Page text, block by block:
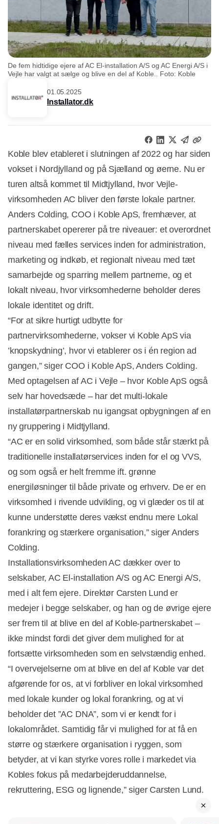
De fem hidtidige ejere af AC El-installation A/S og AC Energi A/S i
Vejle har valgt at sælge og blive en del af Koble.. Foto: Koble
01.05.2025
Installator.dk
Koble blev etableret i slutningen af 2022 og har siden
vokset i Nordjylland og på Sjælland og øerne. Nu er
turen altså kommet til Midtjylland, hvor Vejle-
virksomheden AC bliver den første lokale partner.
Anders Colding, COO i Koble ApS, fremhæver, at
partnerskabet opererer på tre niveauer: et overordnet
niveau med fælles services inden for administration,
marketing og indkøb, et regionalt niveau med tæt
samarbejde og sparring mellem partnerne, og et
lokalt niveau, hvor virksomhederne beholder deres
lokale identitet og drift.
“For at sikre hurtigt udbytte for
partnervirksomhederne, vokser vi Koble ApS via
’knopskydning’, hvor vi etablerer os i én region ad
gangen,” siger COO i Koble ApS, Anders Colding.
Med optagelsen af AC i Vejle – hvor Koble ApS også
selv har hovedsæde – har det multi-lokale
installatørpartnerskab nu igangsat opbygningen af en
ny gruppering i Midtjylland.
“AC er en solid virksomhed, som både står stærkt på
traditionelle installatørservices inden for el og VVS,
og som også er helt fremme ift. grønne
energiløsninger til både private og erhverv. De er en
virksomhed i rivende udvikling, og vi glæder os til at
kunne understøtte deres vækst endnu mere Lokal
forankring og stærkere organisation,” siger Anders
Colding.
Installationsvirksomheden AC dækker over to
selskaber, AC El-installation A/S og AC Energi A/S,
med i alt fem ejere. Direktør Carsten Lund er
medejer i begge selskaber, og han og de øvrige ejere
ser frem til at blive en del af Koble-partnerskabet –
ikke mindst fordi det giver dem mulighed for at
fortsætte virksomheden som en selvstændig enhed.
“I overvejelserne om at blive en del af Koble var det
afgørende for os, at vi forbliver en lokal virksomhed
med lokale kunder og lokal forankring, og at vi
beholder det ”AC DNA”, som vi er kendt for i
lokalområdet. Samtidig får vi mulighed for at få en
større og stærkere organisation i ryggen, som
betyder, at vi kan styrke vores rolle i markedet via
Kobles fokus på medarbejderuddannelse,
rekruttering, ESG og lignende,” siger Carsten Lund.